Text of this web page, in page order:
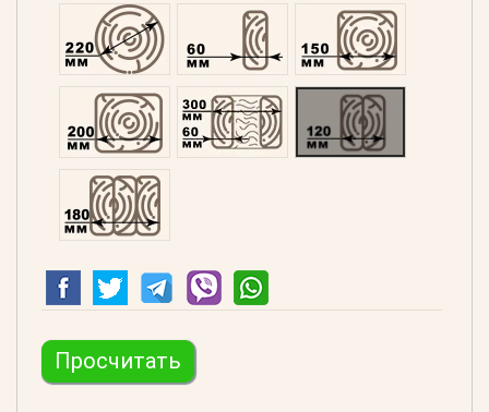
Оцилиндрованний 220Профилированний 60Профилированний
Профилированний 200Двойной 300 Клееный 120
Клееный 180
Просчитать